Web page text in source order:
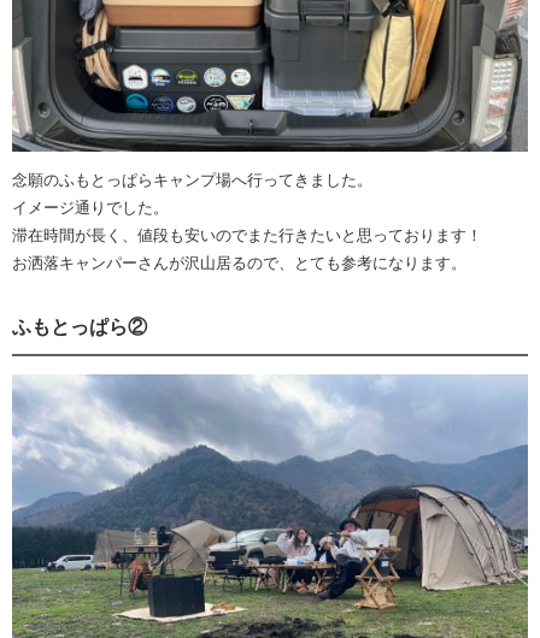
念願のふもとっぱらキャンプ場へ行ってきました。
イメージ通りでした。
滞在時間が長く、値段も安いのでまた行きたいと思っております！
お洒落キャンパーさんが沢山居るので、とても参考になります。
ふもとっぱら②